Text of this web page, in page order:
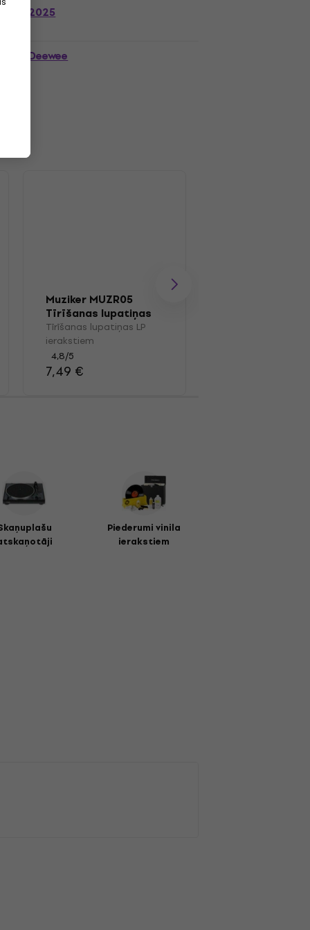
2025
Deewee
Muziker MUZR05
Tīrīšanas lupatiņas
LP ierakstiem
Tīrīšanas lupatiņas LP
ierakstiem
4,8/5
7,49 €
Piederumi vinila
ierakstiem